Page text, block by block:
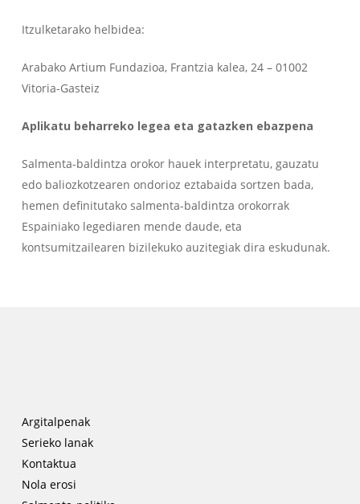
Itzulketarako helbidea:
Arabako Artium Fundazioa, Frantzia kalea, 24 – 01002
Vitoria-Gasteiz
Aplikatu beharreko legea eta gatazken ebazpena
Salmenta-baldintza orokor hauek interpretatu, gauzatu
edo baliozkotzearen ondorioz eztabaida sortzen bada,
hemen definitutako salmenta-baldintza orokorrak
Espainiako legediaren mende daude, eta
kontsumitzailearen bizilekuko auzitegiak dira eskudunak.
Argitalpenak
Serieko lanak
Kontaktua
Nola erosi